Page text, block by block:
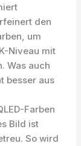
den
um
Niveau mit
Was auch
besser aus
Farben
Bild ist
So wird